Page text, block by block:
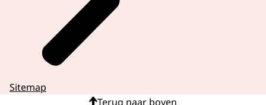
Sitemap
Terug naar boven